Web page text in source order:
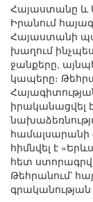
Հայաստանը և
Իրանում
Հայաստանի
խաղում
ջանքերը,
կապերը։
իրականացվել
համալսարանի
հիմնվել է
հետ
Թեհրանում՝